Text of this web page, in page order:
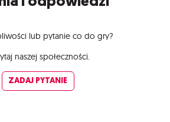
lub pytanie co do gry?
naszej społeczności.
ZADAJ PYTANIE